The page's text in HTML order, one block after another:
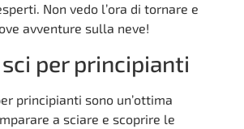
Non vedo l’ora di tornare e
avventure sulla neve!
per principianti
principianti sono un’ottima
a sciare e scoprire le